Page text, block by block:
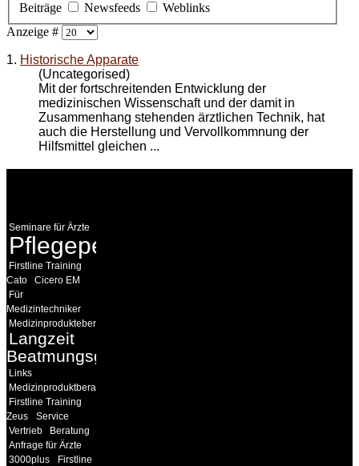
Beiträge
Newsfeeds
Weblinks
Anzeige #
1. Historische Apparate
(Uncategorised)
Mit der fortschreitenden Entwicklung der
medizinischen Wissenschaft und der damit in
Zusammenhang stehenden ärztlichen Technik, hat
auch die Herstellung und Vervollkommnung der
Hilfsmittel gleichen ...
Seminare für Ärzte
Pflegepersonal
Firstline Training
Cato
Cicero EM
Für
Medizintechniker
Medizinprodukteberater
Langzeit
Beatmungsgeräte
Links
Medizinproduktberater
Firstline Training
Zeus
Service
Vertrieb
Beratung
Anfrage für Ärzte
3000plus
Firstline